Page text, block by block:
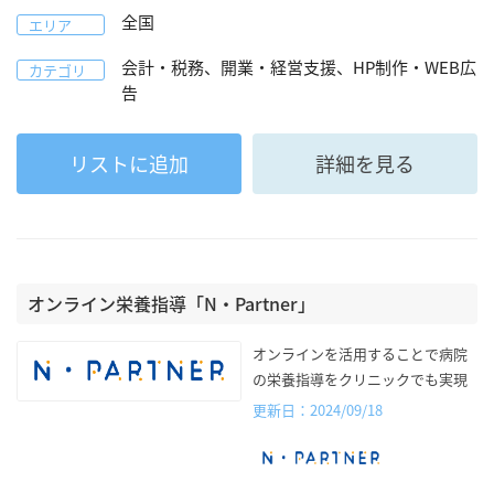
エリア 全国
カテゴリ
会計・税務、開業・経営支援、HP制作・WEB広
告
リストに追加 詳細を見る
オンライン栄養指導「N・Partner」
オンラインを活用することで病院
の栄養指導をクリニックでも実現
更新日：2024/09/18